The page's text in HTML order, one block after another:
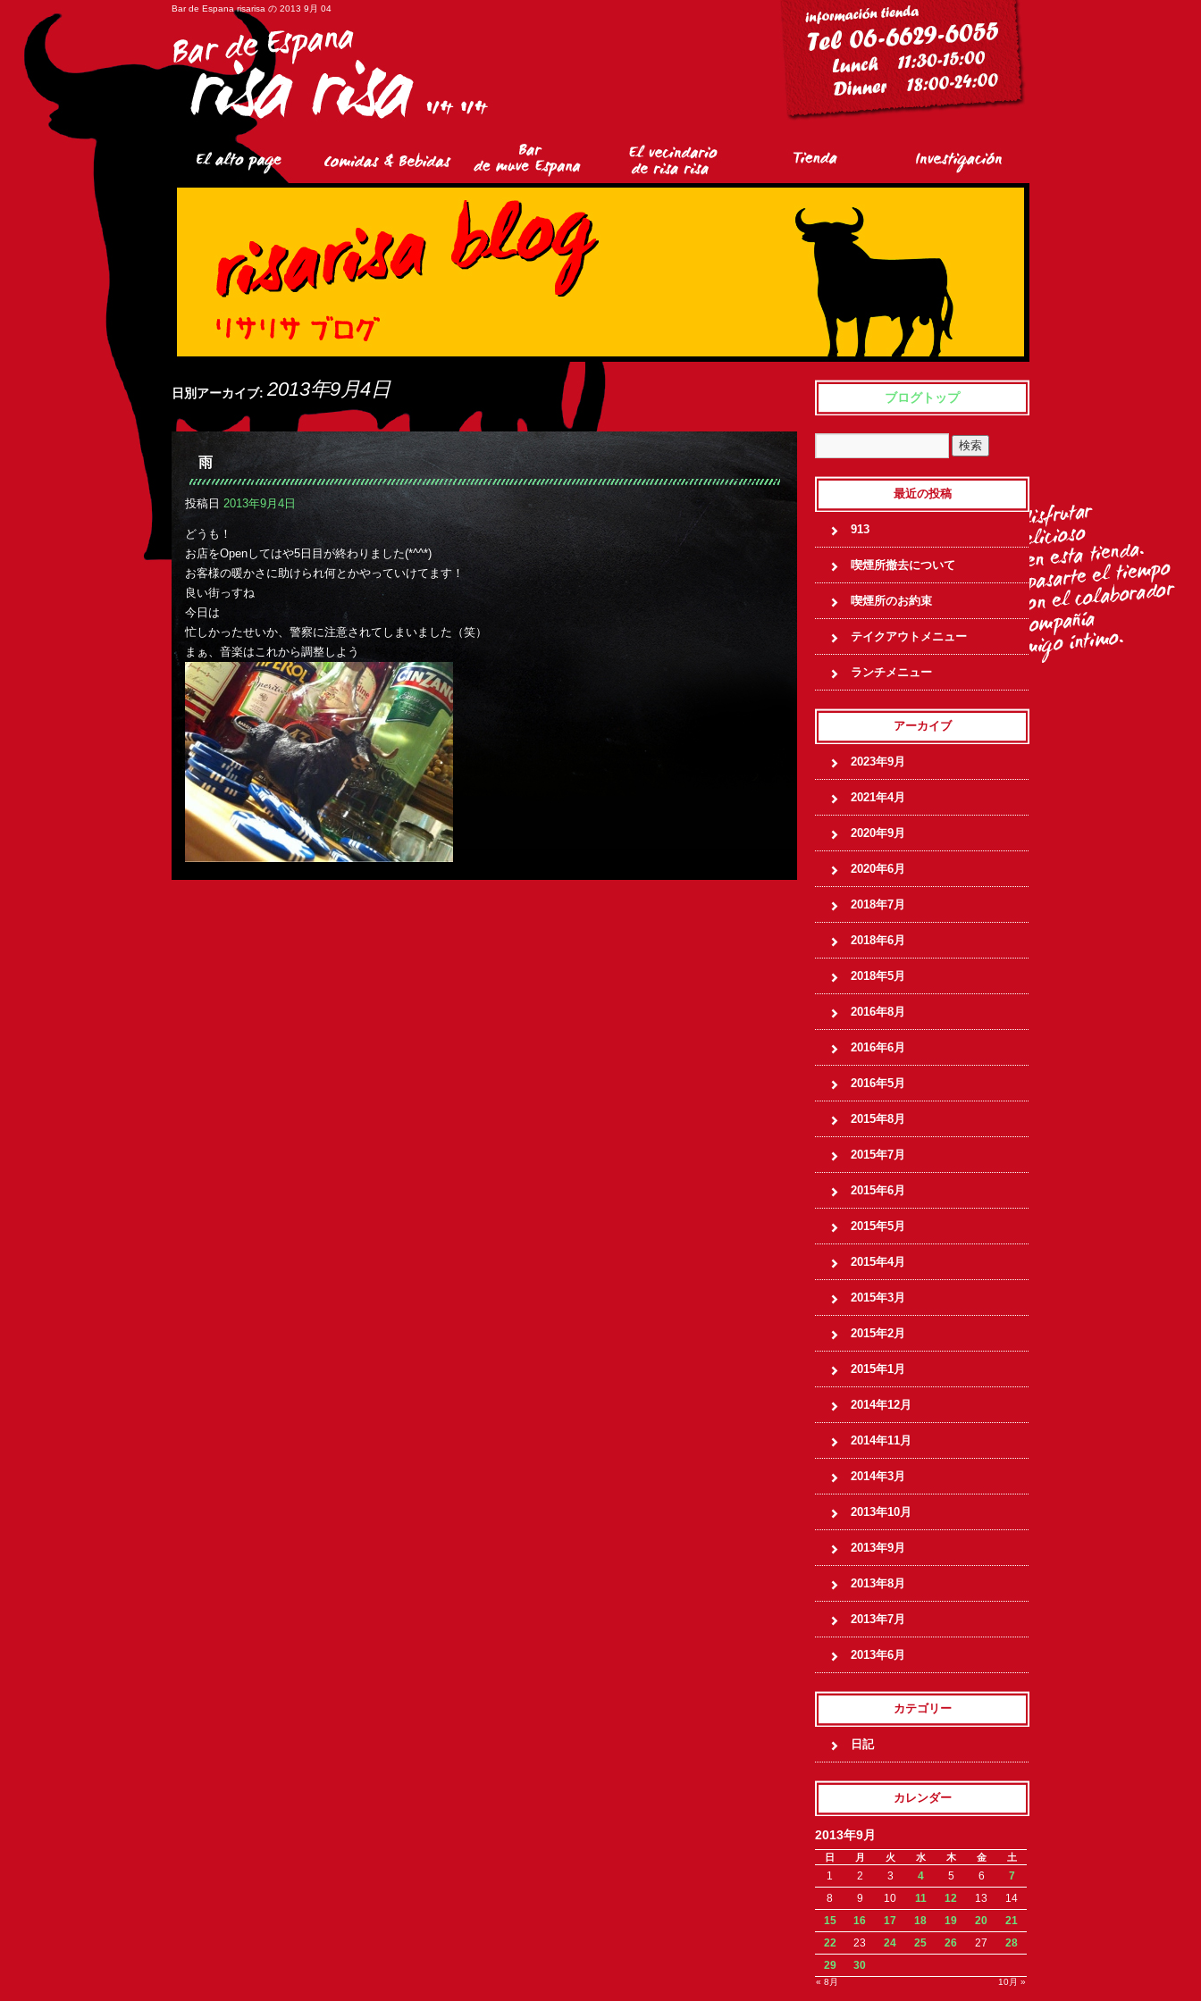
Bar de Espana risarisa の 2013 9月 04
日別アーカイブ: 2013年9月4日
雨
投稿日 2013年9月4日
どうも！
お店をOpenしてはや5日目が終わりました(*^^*)
お客様の暖かさに助けられ何とかやっていけてます！
良い街っすね
今日は
忙しかったせいか、警察に注意されてしまいました（笑）
まぁ、音楽はこれから調整しよう
ブログトップ
最近の投稿
913
喫煙所撤去について
喫煙所のお約束
テイクアウトメニュー
ランチメニュー
アーカイブ
2023年9月
2021年4月
2020年9月
2020年6月
2018年7月
2018年6月
2018年5月
2016年8月
2016年6月
2016年5月
2015年8月
2015年7月
2015年6月
2015年5月
2015年4月
2015年3月
2015年2月
2015年1月
2014年12月
2014年11月
2014年3月
2013年10月
2013年9月
2013年8月
2013年7月
2013年6月
カテゴリー
日記
カレンダー
2013年9月
日 月 火 水 木 金 土
« 8月 10月 »
1 2 3 4 5 6
7
8
9 10 11 12 13
14
15
16 17 18 19 20
21
22
23 24 25 26 27
28
29
30